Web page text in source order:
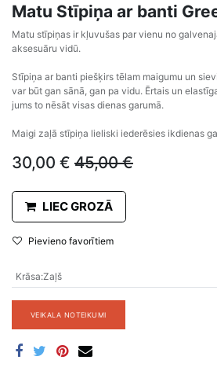
Matu Stīpiņa ar banti
Matu stīpiņas ir kļuvušas par vienu no
aksesuāru vidū.
Stīpiņa ar banti piešķirs tēlam maigumu un
var būt gan sānā, gan pa vidu. Ērtais un
jums to nēsāt visas dienas garumā.
Maigi zaļā stīpiņa lieliski iederēsies ikdienas
30,00 € 45,00€
LIEC GROZĀ
Pievieno favorītiem
Krāsa:Zaļš
VEIKALA NOTEIKUMI